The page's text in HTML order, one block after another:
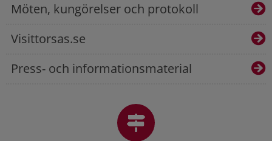
Möten, kungörelser och protokoll
Visittorsas.se
Press- och informationsmaterial